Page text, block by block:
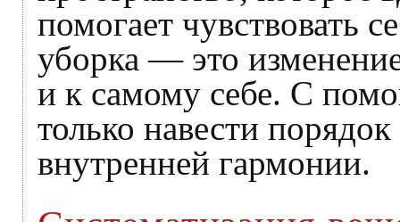
помогает чувствовать
уборка — это
и к самому себе. С
только навести
внутренней гармонии.